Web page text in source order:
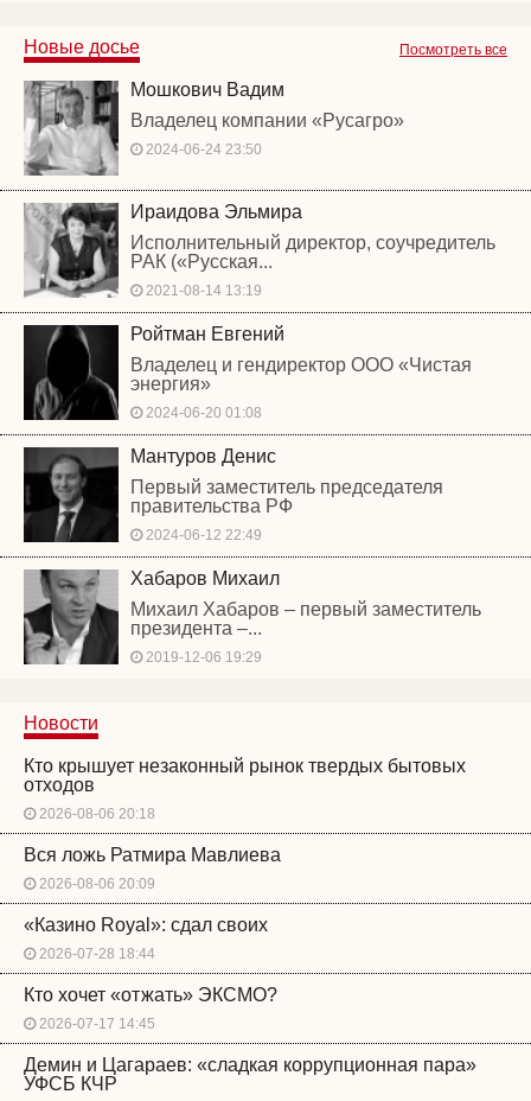
Посмотреть все
Новые досье
Мошкович Вадим
Владелец компании «Русагро»
2024-06-24 23:50
Ираидова Эльмира
Исполнительный директор, соучредитель
РАК («Русская...
2021-08-14 13:19
Ройтман Евгений
Владелец и гендиректор ООО «Чистая
энергия»
2024-06-20 01:08
Мантуров Денис
Первый заместитель председателя
правительства РФ
2024-06-12 22:49
Хабаров Михаил
Михаил Хабаров – первый заместитель
президента –...
2019-12-06 19:29
Новости
Кто крышует незаконный рынок твердых бытовых
отходов
2026-08-06 20:18
Вся ложь Ратмира Мавлиева
2026-08-06 20:09
«Казино Royal»: сдал своих
2026-07-28 18:44
Кто хочет «отжать» ЭКСМО?
2026-07-17 14:45
Демин и Цагараев: «сладкая коррупционная пара»
УФСБ КЧР